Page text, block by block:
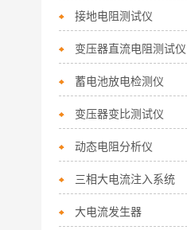
接地电阻测试仪
变压器直流电阻测试仪
蓄电池放电检测仪
变压器变比测试仪
动态电阻分析仪
三相大电流注入系统
大电流发生器